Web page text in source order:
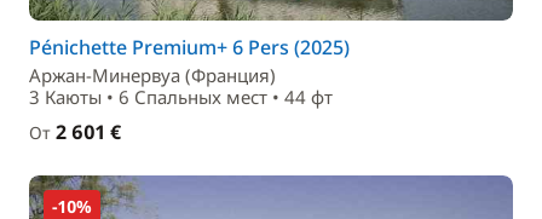
Pénichette Premium+ 6 Pers (2025)
Аржан-Минервуа (Франция)
3 Каюты • 6 Спальныx мест • 44 фт
От 2 601 €
-10%